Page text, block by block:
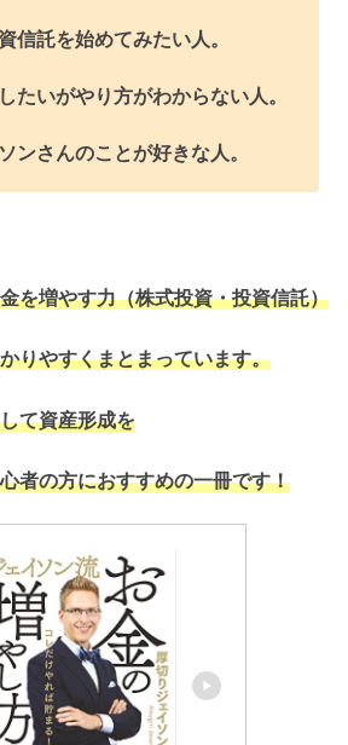
信託を始めてみたい人。
たいがやり方がわからない人。
ンさんのことが好きな人。
を増やす力（株式投資・投資信託）
りやすくまとまっています。
て資産形成を
者の方におすすめの一冊です！